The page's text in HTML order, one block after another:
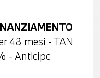
48 mesi - TAN
- Anticipo